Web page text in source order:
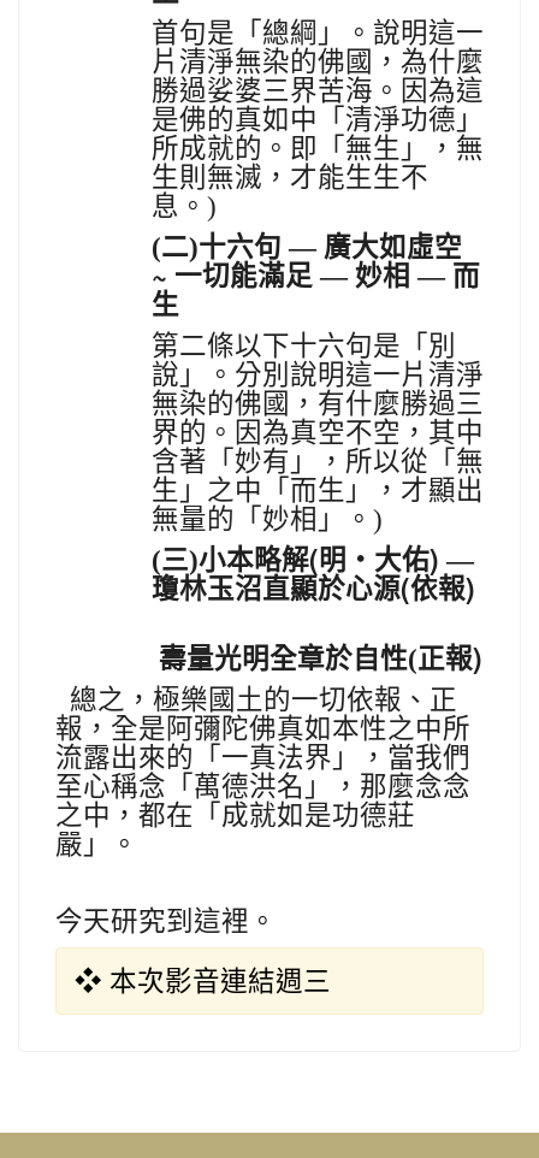
首句是「總綱」。說明這一
片清淨無染的佛國，為什麼
勝過娑婆三界苦海。因為這
是佛的真如中「清淨功德」
所成就的。即「無生」，無
生則無滅，才能生生不
息。)
(二)十六句 — 廣大如虛空
~ 一切能滿足 — 妙相 — 而
生
第二條以下十六句是「別
說」。分別說明這一片清淨
無染的佛國，有什麼勝過三
界的。因為真空不空，其中
含著「妙有」，所以從「無
生」之中「而生」，才顯出
無量的「妙相」。)
(三)小本略解(明 ・ 大佑) —
瓊林玉沼直顯於心源(依報)
壽量光明全章於自性(正報)
總之，極樂國土的一切依報、正
報，全是阿彌陀佛真如本性之中所
流露出來的 「一真法界」，當我們
至心稱念「萬德洪名」，那麼念念
之中，都在「成就如是功德莊
嚴」。
今天研究到這裡。
❖ 本次影音連結週三